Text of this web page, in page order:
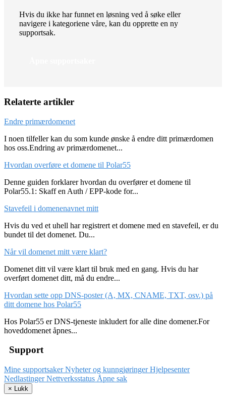
Hvis du ikke har funnet en løsning ved å søke eller
navigere i kategoriene våre, kan du opprette en ny
supportsak.
Relaterte artikler
Endre primærdomenet
I noen tilfeller kan du som kunde ønske å endre ditt primærdomen
hos oss.Endring av primærdomenet...
Hvordan overføre et domene til Polar55
Denne guiden forklarer hvordan du overfører et domene til
Polar55.1: Skaff en Auth / EPP-kode for...
Stavefeil i domenenavnet mitt
Hvis du ved et uhell har registrert et domene med en stavefeil, er du
bundet til det domenet. Du...
Når vil domenet mitt være klart?
Domenet ditt vil være klart til bruk med en gang. Hvis du har
overført domenet ditt, må du endre...
Hvordan sette opp DNS-poster (A, MX, CNAME, TXT, osv.) på
ditt domene hos Polar55
Hos Polar55 er DNS-tjeneste inkludert for alle dine domener.For
hoveddomenet åpnes...
Support
Mine supportsakerNyheter og kunngjøringerHjelpesenter
NedlastingerNettverksstatus Åpne sak
× Lukk